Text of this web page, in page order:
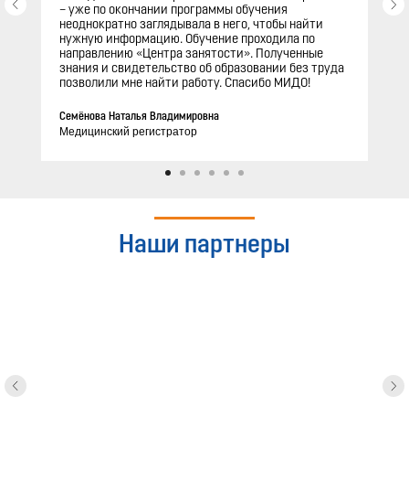
– уже по окончании программы обучения
неоднократно заглядывала в него, чтобы найти
нужную информацию. Обучение проходила по
направлению «Центра занятости». Полученные
знания и свидетельство об образовании без труда
позволили мне найти работу. Спасибо МИДО!
Семёнова Наталья Владимировна
Медицинский регистратор
Наши партнеры